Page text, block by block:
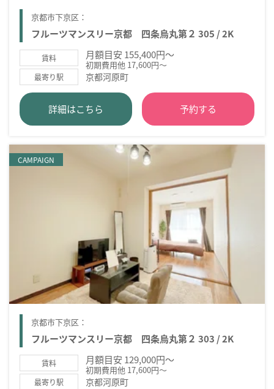
京都市下京区：
フルーツマンスリー京都 四条烏丸第２ 305 / 2K
賃料 月額目安 155,400円～
初期費用他 17,600円～
最寄り駅 京都河原町
詳細はこちら 予約する
CAMPAIGN
京都市下京区：
フルーツマンスリー京都 四条烏丸第２ 303 / 2K
賃料 月額目安 129,000円～
初期費用他 17,600円～
最寄り駅 京都河原町